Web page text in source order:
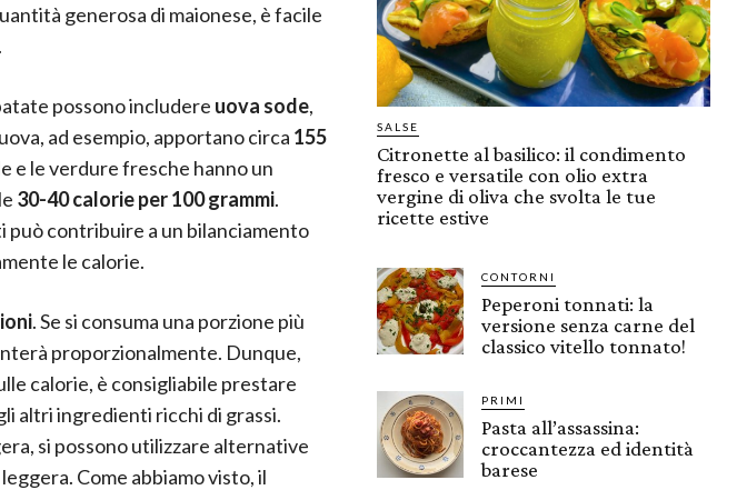
generosa di maionese, è facile
possono includere uova sode,
ad esempio, apportano circa 155
e le verdure fresche hanno un
30-40 calorie per 100 grammi.
può contribuire a un bilanciamento
le calorie.
. Se si consuma una porzione più
proporzionalmente. Dunque,
calorie, è consigliabile prestare
altri ingredienti ricchi di grassi.
si possono utilizzare alternative
Come abbiamo visto, il
SALSE
Citronette al basilico: il condimento
fresco e versatile con olio extra
vergine di oliva che svolta le tue
ricette estive
CONTORNI
Peperoni tonnati: la
versione senza carne del
classico vitello tonnato!
PRIMI
Pasta all’assassina:
croccantezza ed identità
barese